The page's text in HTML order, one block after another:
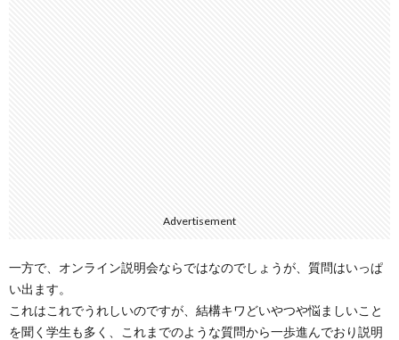
Advertisement
一方で、オンライン説明会ならではなのでしょうが、質問はいっぱ
い出ます。
これはこれでうれしいのですが、結構キワどいやつや悩ましいこと
を聞く学生も多く、これまでのような質問から一歩進んでおり説明